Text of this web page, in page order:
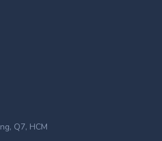
Q7, HCM